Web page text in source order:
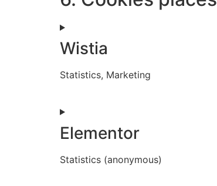
Wistia
Statistics, Marketing
Elementor
Statistics (anonymous)